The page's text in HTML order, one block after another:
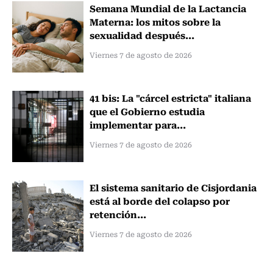
Semana Mundial de la Lactancia
Materna: los mitos sobre la
sexualidad después...
Viernes 7 de agosto de 2026
41 bis: La "cárcel estricta" italiana
que el Gobierno estudia
implementar para...
Viernes 7 de agosto de 2026
El sistema sanitario de Cisjordania
está al borde del colapso por
retención...
Viernes 7 de agosto de 2026